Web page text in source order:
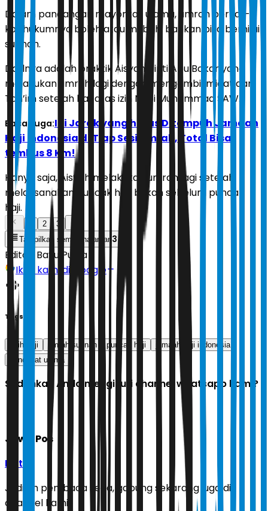
Dalam pandangan mayoritas ulama, umrah berkali-
kali hukumnya boleh atau mubah, bahkan bisa bernilai
sunnah.
Dalilnya adalah praktik Aisyah binti Abu Bakar yang
melakukan umrah lagi dengan mengambil miqat dari
Tan’im setelah haji atas izin Nabi Muhammad SAW.
Baca Juga:Ini Jarak yang harus Ditempuh Jamaah
Haji Indonesia di Tiap Sesi Umrah, Total Bisa
tembus 8 Km!
Hanya saja, Aisyah melakukan umrah lagi setelah
melaksanakan puncak haji, bukan sebelum puncak
haji.
2
3
Tampilkan semua halaman 3
Editor: Bayu Putra
Ikuti kami di Google
Tags
fiqih haji umrah sunnah puncak haji
jamaah haji indonesia
pendapat ulama
Sudahkah Anda mengikuti channel whatsapp kami?
Jawa Pos
Ikuti
Jadilah pembaca setia, gabung sekarang juga di
channel kami!